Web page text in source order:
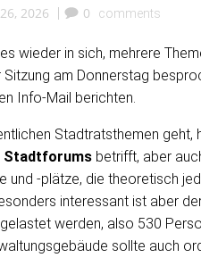
2026 | 0 comments
wieder in sich, mehrere
am Donnerstag
Info-Mail berichten.
Stadtratsthemen geht,
Stadtforums betrifft, aber
und -plätze, die theoretisch
interessant ist aber
werden, also 530
sollte auch